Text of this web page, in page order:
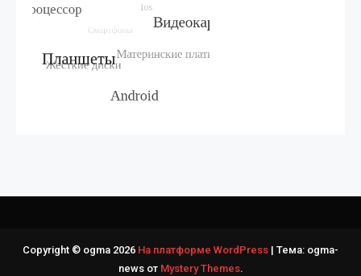
Copyright © ogma 2026 На платформе WordPress | Тема: ogma-
news от Mystery Themes.